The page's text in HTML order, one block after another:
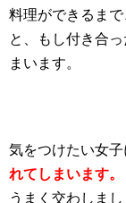
料理ができるま
と、もし付き合
まいます。
気をつけたい女子
れてしまいます。
うまく交わしまし